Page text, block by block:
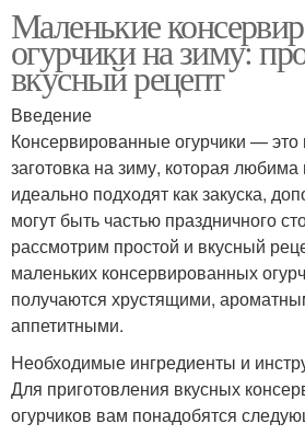
Маленькие
огурчики на зиму:
вкусный рецепт
Введение
Консервированные огурчики — это
заготовка на зиму, которая
идеально подходят как закуска,
могут быть частью праздничного
рассмотрим простой и вкусный
маленьких консервированных
получаются хрустящими,
аппетитными.
Необходимые ингредиенты и
Для приготовления вкусных
огурчиков вам понадобятся